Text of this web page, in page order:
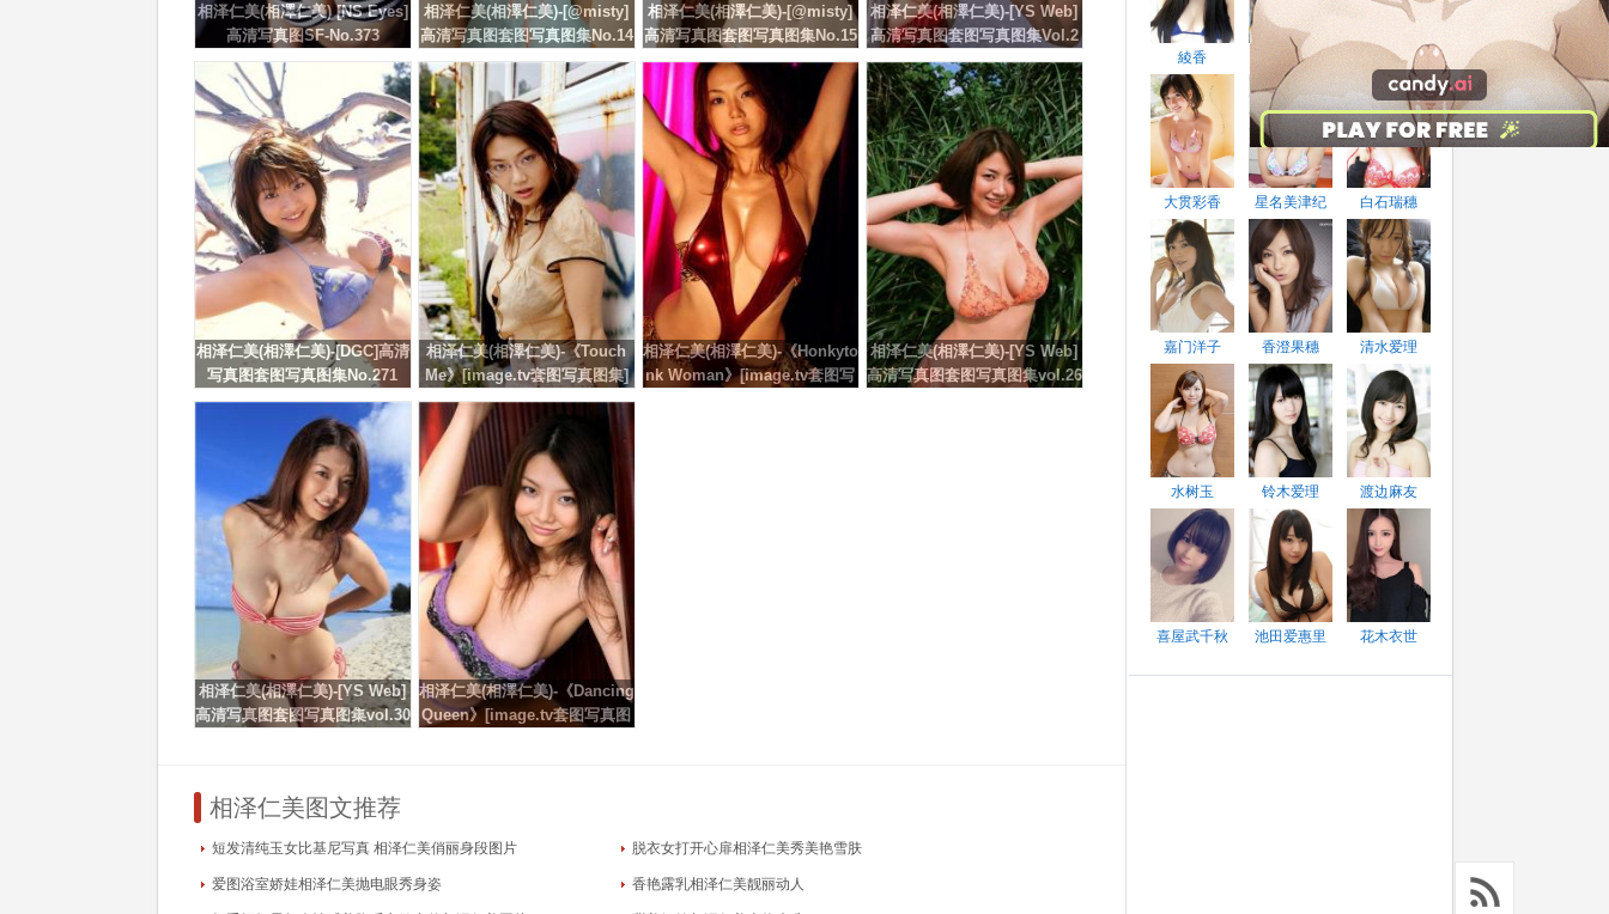
相泽仁美(相澤仁美) [NS Eyes]
高清写真图SF-No.373
相泽仁美(相澤仁美)-[@misty]
高清写真图套图写真图集No.14
6
相泽仁美(相澤仁美)-[@misty]
高清写真图套图写真图集No.15
3
相泽仁美(相澤仁美)-[YS Web]
高清写真图套图写真图集Vol.2
47
相泽仁美(相澤仁美)-[DGC]高清
写真图套图写真图集No.271
相泽仁美(相澤仁美)-《Touch
Me》[image.tv套图写真图集]
高清写真图
相泽仁美(相澤仁美)-《Honkyto
nk Woman》[image.tv套图写
相泽仁美(相澤仁美)-[YS Web]
高清写真图套图写真图集vol.26
相泽仁美(相澤仁美)-[YS Web]
高清写真图套图写真图集vol.30
相泽仁美(相澤仁美)-《Dancing
Queen》[image.tv套图写真图
相泽仁美图文推荐
短发清纯玉女比基尼写真 相泽仁美俏丽身段图片 脱衣女打开心扉相泽仁美秀美艳雪肤
爱图浴室娇娃相泽仁美抛电眼秀身姿 香艳露乳相泽仁美靓丽动人
綾香 笕美和子 高崎圣子
大贯彩香 星名美津纪 白石瑞穗
嘉门洋子 香澄果穗 清水爱理
水树玉 铃木爱理 渡边麻友
喜屋武千秋 池田爱惠里 花木衣世